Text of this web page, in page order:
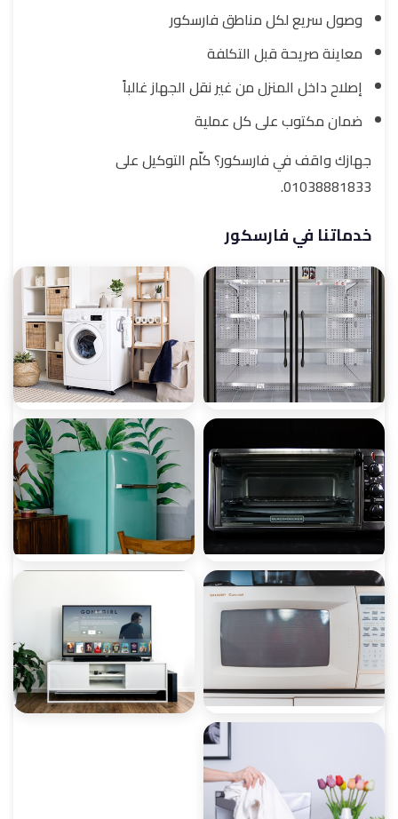
وصول سريع لكل مناطق فارسكور
معاينة صريحة قبل التكلفة
إصلاح داخل المنزل من غير نقل الجهاز غالباً
ضمان مكتوب على كل عملية
جهازك واقف في فارسكور؟ كلّم التوكيل على
01038881833.
خدماتنا في فارسكور
صيانة ثلاجات صيانة غسالات
صيانة ميكروويف صيانة ديب فريزر
صيانة غسالات أطباق